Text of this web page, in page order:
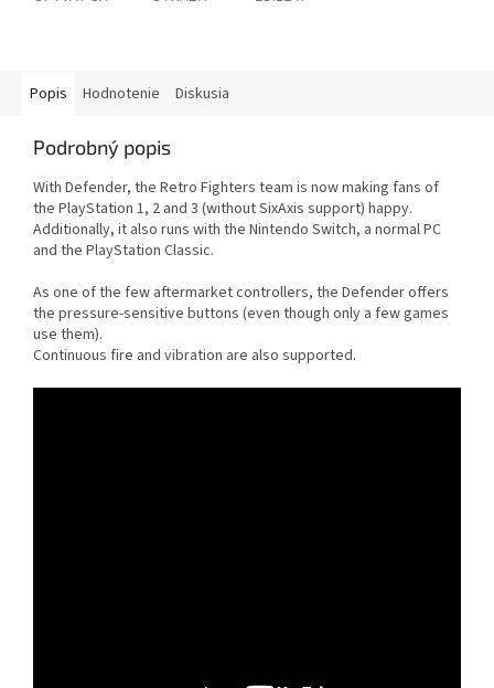
Popis Hodnotenie Diskusia
Podrobný popis
With Defender, the Retro Fighters team is now making fans of
the PlayStation 1, 2 and 3 (without SixAxis support) happy.
Additionally, it also runs with the Nintendo Switch, a normal PC
and the PlayStation Classic.
As one of the few aftermarket controllers, the Defender offers
the pressure-sensitive buttons (even though only a few games
use them).
Continuous fire and vibration are also supported.